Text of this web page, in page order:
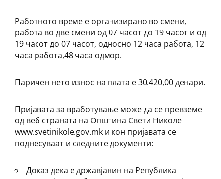
Работното време е организирано во смени,
работа во две смени од 07 часот до 19 часот и од
19 часот до 07 часот, односно 12 часа работа, 12
часа работа,48 часа одмор.
Паричен нето износ на плата е 30.420,00 денари.
Пријавата за вработување може да се превземе
од веб страната на Општина Свети Николе
www.svetinikole.gov.mk и кон пријавата се
поднесуваат и следните документи:
Доказ дека е државјанин на Република